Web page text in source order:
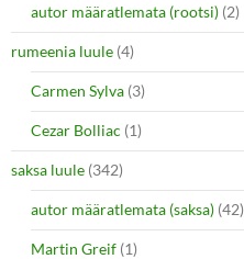
autor määratlemata (rootsi) (2)
rumeenia luule (4)
Carmen Sylva (3)
Cezar Bolliac (1)
saksa luule (342)
autor määratlemata (saksa) (42)
Martin Greif (1)